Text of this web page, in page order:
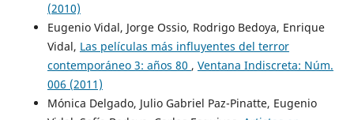
(2010)
Eugenio Vidal, Jorge Ossio, Rodrigo Bedoya, Enrique
Vidal, Las películas más influyentes del terror
contemporáneo 3: años 80 , Ventana Indiscreta: Núm.
006 (2011)
Mónica Delgado, Julio Gabriel Paz-Pinatte, Eugenio